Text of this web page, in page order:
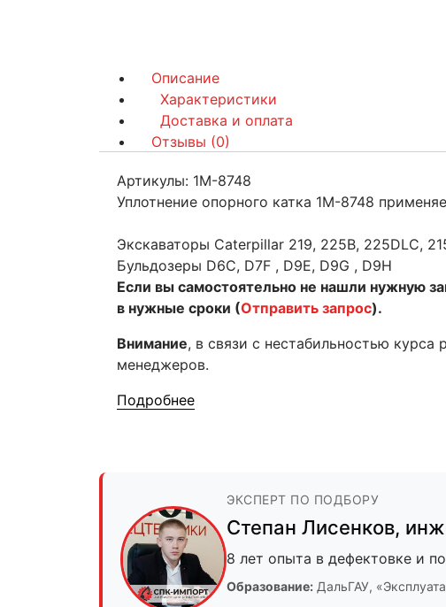
Описание
Характеристики
Доставка и оплата
Отзывы (0)
Артикулы: 1M-8748
Уплотнение опорного катка 1M-8748
Экскаваторы Caterpillar 219, 225B, 225DLC,
Бульдозеры D6C, D7F , D9E, D9G , D9H
Если вы самостоятельно не нашли нужную
в нужные сроки (Отправить запрос).
Внимание, в связи с нестабильностью курса
менеджеров.
Подробнее
ЭКСПЕРТ ПО ПОДБОРУ
Степан Лисенков,
8 лет опыта в дефектовке и
Образование: ДальГАУ,